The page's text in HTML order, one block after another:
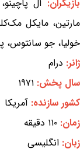
بازیگران: آل
مارتین، مایکل
خولیا، جو سانتوس،
ژانر: درام
سال پخش: ۱۹۷۱
کشور سازنده: آمریکا
زمان: ۱۱۰ دقیقه
زبان: انگلیسی